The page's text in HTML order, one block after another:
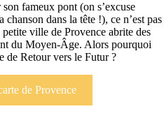
fameux pont (on s’excuse
chanson dans la tête !), ce n’est pas
ville de Provence abrite des
du Moyen-Âge. Alors pourquoi
de Retour vers le Futur ?
de Provence